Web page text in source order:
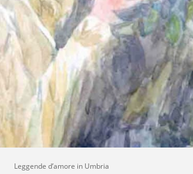
Leggende d’amore in Umbria